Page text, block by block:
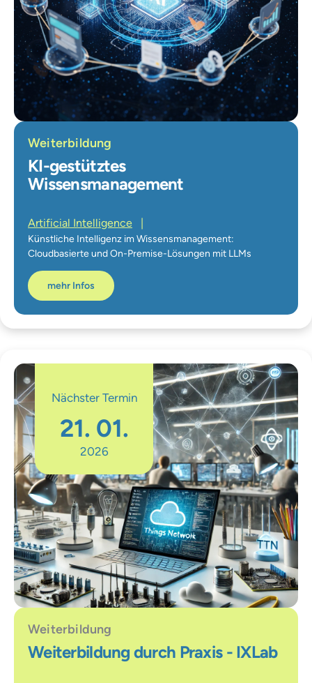
Weiterbildung
KI-gestütztes
Wissensmanagement
Artificial Intelligence |
Künstliche Intelligenz im Wissensmanagement:
Cloudbasierte und On-Premise-Lösungen mit LLMs
mehr Infos
Nächster Termin
21. 01.
2026
Weiterbildung
Weiterbildung durch Praxis - IXLab